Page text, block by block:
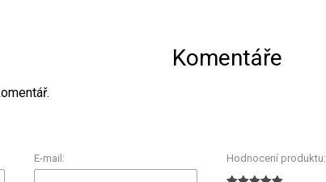
Komentáře
E-mail: Hodnocení produktu: